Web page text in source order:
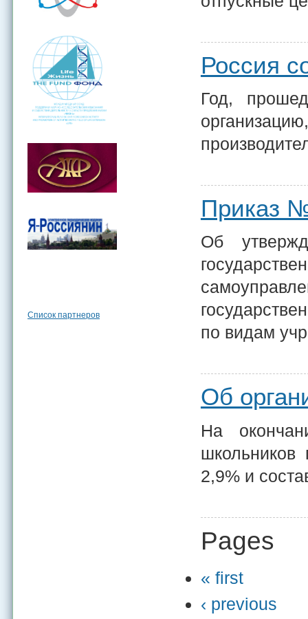
Россия
Год,
Приказ
Об
по видам
Об
На
2,9% и
Pages
« first
‹ previous
Список партнеров